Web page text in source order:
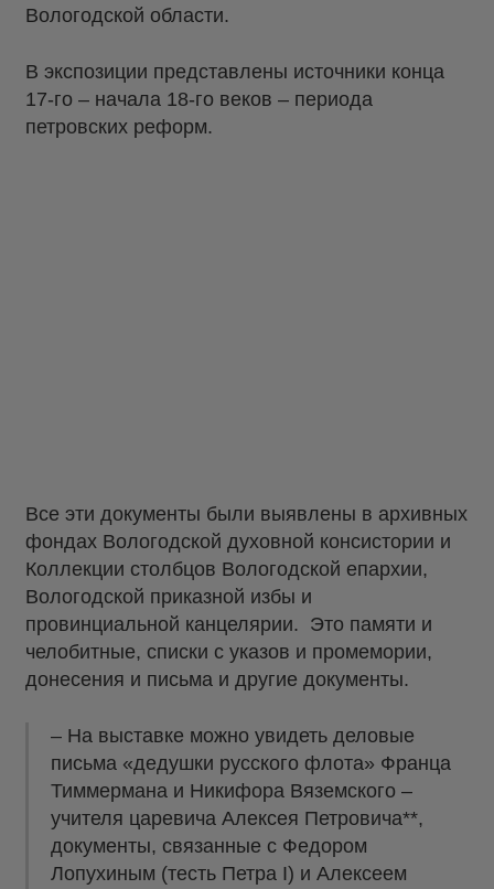
Вологодской области.
В экспозиции представлены источники конца
17-го – начала 18-го веков – периода
петровских реформ.
Все эти документы были выявлены в архивных
фондах Вологодской духовной консистории и
Коллекции столбцов Вологодской епархии,
Вологодской приказной избы и
провинциальной канцелярии. Это памяти и
челобитные, списки с указов и промемории,
донесения и письма и другие документы.
– На выставке можно увидеть деловые
письма «дедушки русского флота» Франца
Тиммермана и Никифора Вяземского –
учителя царевича Алексея Петровича**,
документы, связанные с Федором
Лопухиным (тесть Петра I) и Алексеем